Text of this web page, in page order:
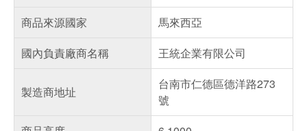
商品來源國家
馬來西亞
國內負責廠商名稱
王統企業有限公司
製造商地址
台南市仁德區德洋路273
號